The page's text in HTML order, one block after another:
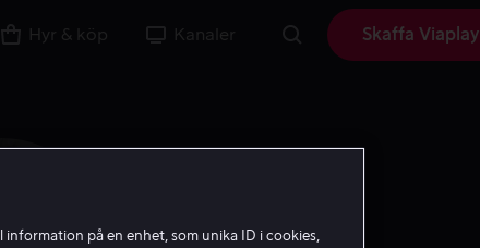
Hyr & köp Kanaler Skaffa Viaplay
på en enhet, som unika ID i cookies,